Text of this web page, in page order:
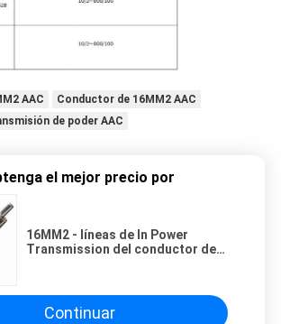
AAC
Conductor de 16MM2 AAC
de poder AAC
el mejor precio por
16MM2 - líneas de In Power
Transmission del conductor de
Continuar